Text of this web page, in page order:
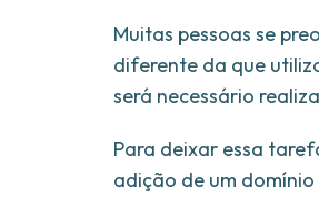
Muitas pessoas se
diferente da que
será necessário
Para deixar essa
adição de um